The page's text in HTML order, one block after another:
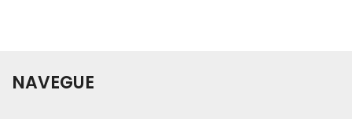
NAVEGUE